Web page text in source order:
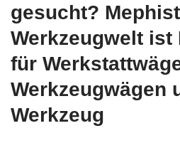
gesucht?
Werkzeugwelt ist
für
Werkzeugwägen
Werkzeug